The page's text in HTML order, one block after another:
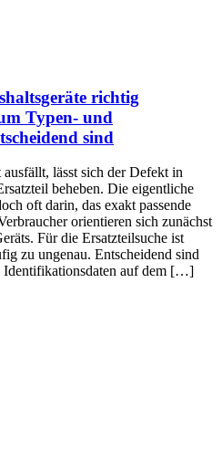
richtig
Typen- und
sind
lässt sich der Defekt in
beheben. Die eigentliche
oft darin, das exakt passende
orientieren sich zunächst
Für die Ersatzteilsuche ist
zu ungenau. Entscheidend sind
Identifikationsdaten auf dem […]